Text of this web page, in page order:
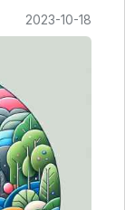
2023-10-18